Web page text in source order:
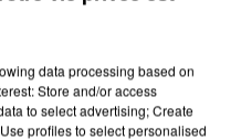
DE LA DZ
data processing based on
Store and/or access
to select advertising; Create
profiles to select personalised